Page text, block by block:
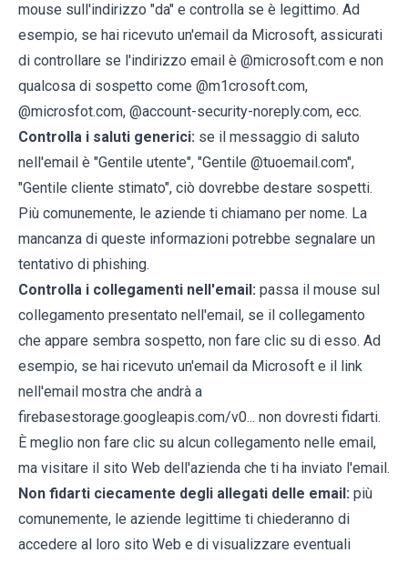
mouse sull'indirizzo "da" e controlla se è legittimo. Ad
esempio, se hai ricevuto un'email da Microsoft, assicurati
di controllare se l'indirizzo email è @microsoft.com e non
qualcosa di sospetto come @m1crosoft.com,
@microsfot.com, @account-security-noreply.com, ecc.
Controlla i saluti generici: se il messaggio di saluto
nell'email è "Gentile utente", "Gentile @tuoemail.com",
"Gentile cliente stimato", ciò dovrebbe destare sospetti.
Più comunemente, le aziende ti chiamano per nome. La
mancanza di queste informazioni potrebbe segnalare un
tentativo di phishing.
Controlla i collegamenti nell'email: passa il mouse sul
collegamento presentato nell'email, se il collegamento
che appare sembra sospetto, non fare clic su di esso. Ad
esempio, se hai ricevuto un'email da Microsoft e il link
nell'email mostra che andrà a
firebasestorage.googleapis.com/v0... non dovresti fidarti.
È meglio non fare clic su alcun collegamento nelle email,
ma visitare il sito Web dell'azienda che ti ha inviato l'email.
Non fidarti ciecamente degli allegati delle email: più
comunemente, le aziende legittime ti chiederanno di
accedere al loro sito Web e di visualizzare eventuali